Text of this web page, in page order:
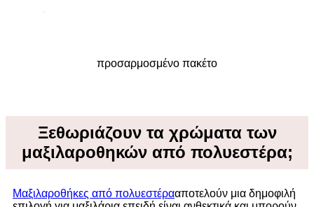
προσαρμοσμένο πακέτο
Ξεθωριάζουν τα χρώματα των
μαξιλαροθηκών από πολυεστέρα;
Μαξιλαροθήκες από πολυεστέρααποτελούν μια δημοφιλή